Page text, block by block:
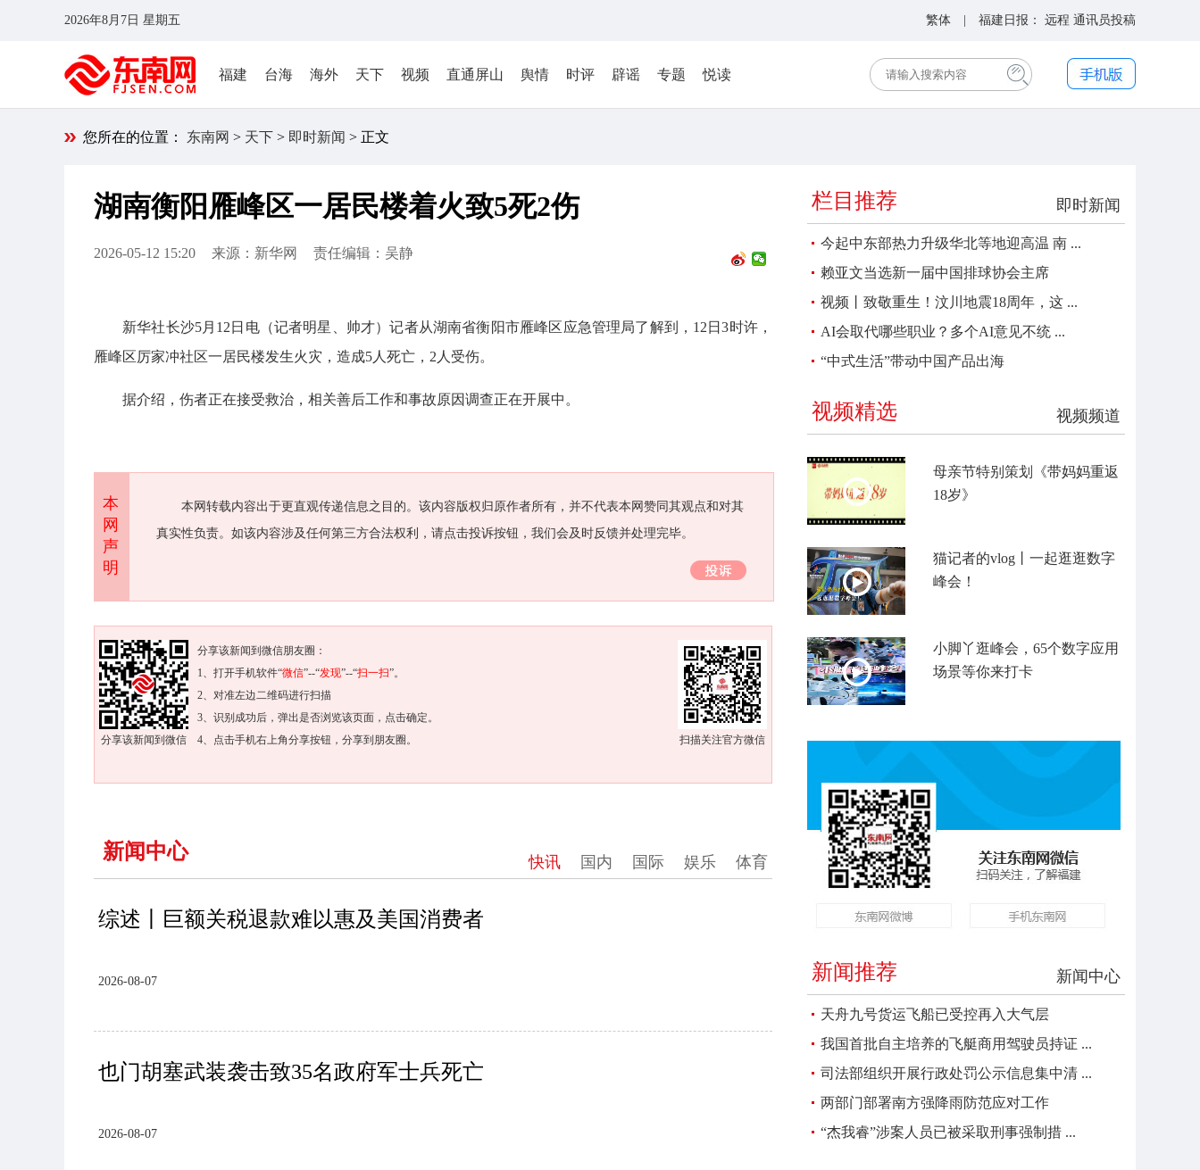
2026年8月7日 星期五 繁体 | 福建日报： 远程 通讯员投稿
福建 台海 海外 天下 视频 直通屏山 舆情 时评 辟谣 专题 悦读
您所在的位置： 东南网 > 天下 > 即时新闻 > 正文
湖南衡阳雁峰区一居民楼着火致5死2伤
2026-05-12 15:20 来源：新华网 责任编辑：吴静
新华社长沙5月12日电（记者明星、帅才）记者从湖南省衡阳市雁峰区应急管理局了解到，12日3时许，
雁峰区厉家冲社区一居民楼发生火灾，造成5人死亡，2人受伤。
据介绍，伤者正在接受救治，相关善后工作和事故原因调查正在开展中。
本
网
声
明
本网转载内容出于更直观传递信息之目的。该内容版权归原作者所有，并不代表本网赞同其观点和对其
真实性负责。如该内容涉及任何第三方合法权利，请点击投诉按钮，我们会及时反馈并处理完毕。
扫描关注官方微信
分享该新闻到微信
分享该新闻到微信朋友圈：
1、打开手机软件“微信”--“发现”--“扫一扫”。
2、对准左边二维码进行扫描
3、识别成功后，弹出是否浏览该页面，点击确定。
4、点击手机右上角分享按钮，分享到朋友圈。
新闻中心 快讯 国内 国际 娱乐 体育
综述丨巨额关税退款难以惠及美国消费者
2026-08-07
也门胡塞武装袭击致35名政府军士兵死亡
2026-08-07
即时新闻
栏目推荐
今起中东部热力升级华北等地迎高温 南 ...
赖亚文当选新一届中国排球协会主席
视频丨致敬重生！汶川地震18周年，这 ...
AI会取代哪些职业？多个AI意见不统 ...
“中式生活”带动中国产品出海
视频频道
视频精选
母亲节特别策划《带妈妈重返
18岁》
猫记者的vlog丨一起逛逛数字
峰会！
小脚丫逛峰会，65个数字应用
场景等你来打卡
新闻中心
新闻推荐
天舟九号货运飞船已受控再入大气层
我国首批自主培养的飞艇商用驾驶员持证 ...
司法部组织开展行政处罚公示信息集中清 ...
两部门部署南方强降雨防范应对工作
“杰我睿”涉案人员已被采取刑事强制措 ...